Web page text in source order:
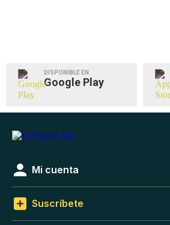
DISPONIBLE EN
Google Play
Mi cuenta
Suscríbete